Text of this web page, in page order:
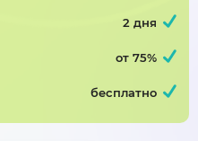
Дипломная работа
дело
2 дня
от 75%
бесплатно